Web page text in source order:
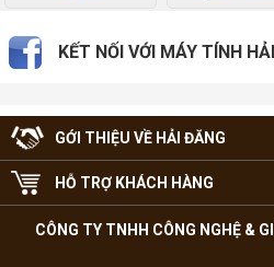
KẾT NỐI VỚI MÁY TÍNH
GỚI THIỆU VỀ HẢI ĐĂNG
HỖ TRỢ KHÁCH HÀNG
CÔNG TY TNHH CÔNG NGHỆ &